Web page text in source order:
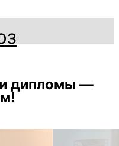
дипломы —